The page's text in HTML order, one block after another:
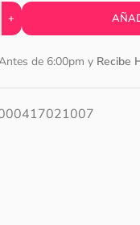
+
de 6:00pm y Recibe